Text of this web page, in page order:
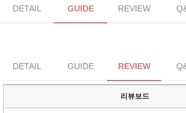
DETAIL GUIDE REVIEW
DETAIL GUIDE REVIEW
리뷰보드